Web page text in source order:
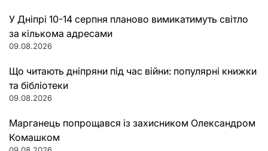
У Дніпрі 10-14 серпня планово вимикатимуть світло
за кількома адресами
09.08.2026
Що читають дніпряни під час війни: популярні книжки
та бібліотеки
09.08.2026
Марганець попрощався із захисником Олександром
Комашком